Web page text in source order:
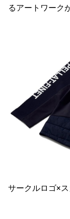
るアートワーク
サークルロゴ×